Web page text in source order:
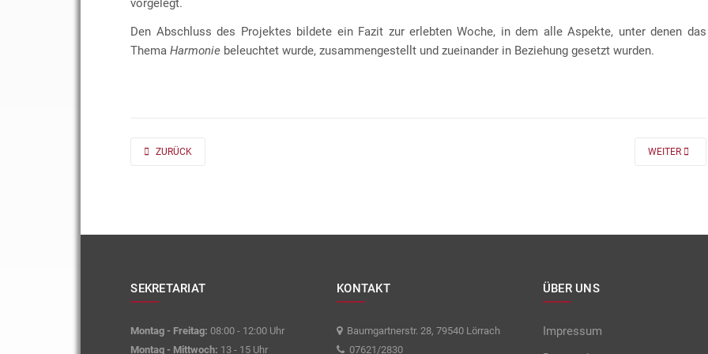
Den Abschluss des Projektes bildete ein Fazit zur erlebten Woche, in dem alle Aspekte, unter denen das
ThemaHarmonie beleuchtet wurde, zusammengestellt und zueinander in Beziehung gesetzt wurden.
PREVIOUS ARTICLE: AD FONTES 2019/20 „MASS“ FÜR DIE KLASSEN 7 UND 8
ZURÜCK NEXT
WEITER
SEKRETARIAT
Montag - Freitag: 08:00 - 12:00 Uhr
Montag - Mittwoch: 13 - 15 Uhr
KONTAKT
Baumgartnerstr. 28, 79540 Lörrach
07621/2830
ÜBER UNS
Impressum